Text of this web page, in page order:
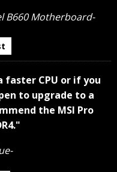
B660 Motherboard-
CPU or if you
to upgrade to a
the MSI Pro